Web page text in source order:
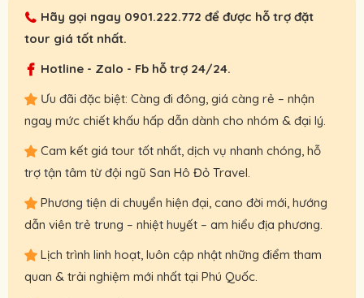
Hãy gọi ngay 0901.222.772 để được hỗ trợ đặt
tour giá tốt nhất.
Hotline - Zalo - Fb hỗ trợ 24/24.
Ưu đãi đặc biệt: Càng đi đông, giá càng rẻ – nhận
ngay mức chiết khấu hấp dẫn dành cho nhóm & đại lý.
Cam kết giá tour tốt nhất, dịch vụ nhanh chóng, hỗ
trợ tận tâm từ đội ngũ San Hô Đỏ Travel.
Phương tiện di chuyển hiện đại, cano đời mới, hướng
dẫn viên trẻ trung – nhiệt huyết – am hiểu địa phương.
Lịch trình linh hoạt, luôn cập nhật những điểm tham
quan & trải nghiệm mới nhất tại Phú Quốc.